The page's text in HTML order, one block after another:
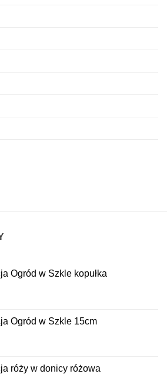
Ogród w Szkle kopułka
Ogród w Szkle 15cm
róży w donicy różowa